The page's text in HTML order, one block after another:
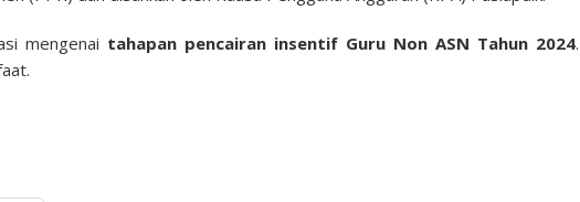
mengenai tahapan pencairan insentif Guru Non ASN Tahun 2024.